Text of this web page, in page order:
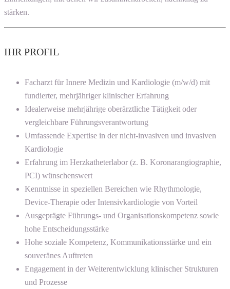
stärken.
IHR PROFIL
Facharzt für Innere Medizin und Kardiologie (m/w/d) mit
fundierter, mehrjähriger klinischer Erfahrung
Idealerweise mehrjährige oberärztliche Tätigkeit oder
vergleichbare Führungsverantwortung
Umfassende Expertise in der nicht-invasiven und invasiven
Kardiologie
Erfahrung im Herzkatheterlabor (z. B. Koronarangiographie,
PCI) wünschenswert
Kenntnisse in speziellen Bereichen wie Rhythmologie,
Device-Therapie oder Intensivkardiologie von Vorteil
Ausgeprägte Führungs- und Organisationskompetenz sowie
hohe Entscheidungsstärke
Hohe soziale Kompetenz, Kommunikationsstärke und ein
souveränes Auftreten
Engagement in der Weiterentwicklung klinischer Strukturen
und Prozesse